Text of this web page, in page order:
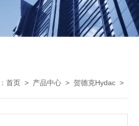
首页 > 产品中心 > 贺德克Hydac >